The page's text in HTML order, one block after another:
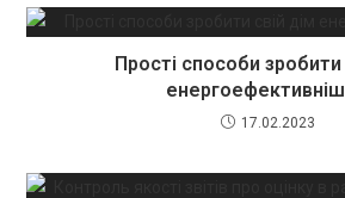
Прості способи зробити
17.02.2023